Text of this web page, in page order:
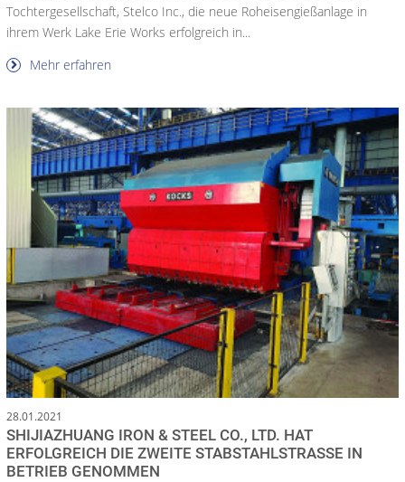
Tochtergesellschaft, Stelco Inc., die neue Roheisengießanlage in
ihrem Werk Lake Erie Works erfolgreich in...
Mehr erfahren
28.01.2021
SHIJIAZHUANG IRON & STEEL CO., LTD. HAT
ERFOLGREICH DIE ZWEITE STABSTAHLSTRASSE IN B
ETRIEB GENOMMEN